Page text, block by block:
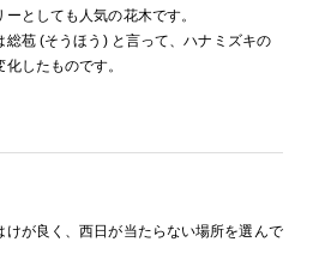
としても人気の花木です。
苞 (そうほう) と言って、ハナミズキの
したものです。
けが良く、西日が当たらない場所を選んで